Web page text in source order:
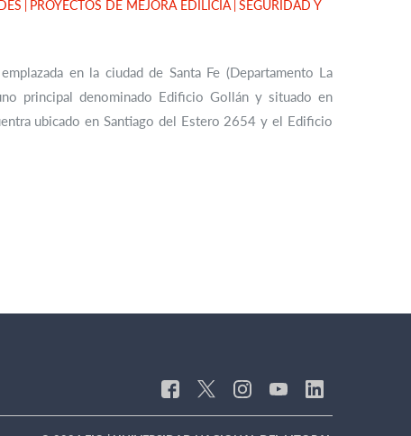
PROYECTOS DE MEJORA EDILICIA SEGURIDAD Y
en la ciudad de Santa Fe (Departamento La
principal denominado Edificio Gollán y situado en
ubicado en Santiago del Estero 2654 y el Edificio